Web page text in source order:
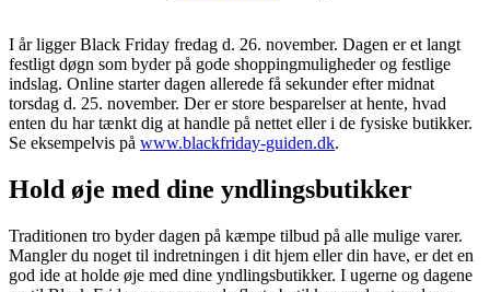
I år ligger Black Friday fredag d. 26. november. Dagen er et langt
festligt døgn som byder på gode shoppingmuligheder og festlige
indslag. Online starter dagen allerede få sekunder efter midnat
torsdag d. 25. november. Der er store besparelser at hente, hvad
enten du har tænkt dig at handle på nettet eller i de fysiske butikker.
Se eksempelvis på www.blackfriday-guiden.dk.
Hold øje med dine yndlingsbutikker
Traditionen tro byder dagen på kæmpe tilbud på alle mulige varer.
Mangler du noget til indretningen i dit hjem eller din have, er det en
god ide at holde øje med dine yndlingsbutikker. I ugerne og dagene